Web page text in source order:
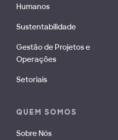
Humanos
Sustentabilidade
Gestão de Projetos e
Operações
Setoriais
QUEM SOMOS
Sobre Nós